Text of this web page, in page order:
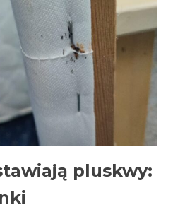
pluskwy: